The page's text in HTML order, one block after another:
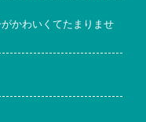
かわいくてたまりませ